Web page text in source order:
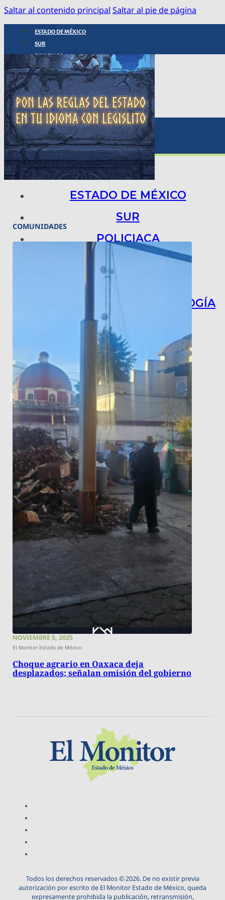
Saltar al contenido principal Saltar al pie de página
ESTADO DE MÉXICO
SUR
POLICIACA
NACIONAL
INTERNACIONAL
ARTE, CIENCIA Y TECNOLOGÍA
COLUMNAS
BAJO LA LUPA
RASTROS Y ROSTROS
VÍNCULOS ANIMALES
ESTADO DE MÉXICO
SUR
POLICIACA
NACIONAL
INTERNACIONAL
ARTE, CIENCIA Y TECNOLOGÍA
COLUMNAS
BAJO LA LUPA
RASTROS Y ROSTROS
VÍNCULOS ANIMALES
COMUNIDADES
NOVIEMBRE 5, 2025
El Monitor Estado de México
Choque agrario en Oaxaca deja
desplazados; señalan omisión del gobierno
Todos los derechos reservados © 2026. De no existir previa
autorización por escrito de El Monitor Estado de México, queda
expresamente prohibida la publicación, retransmisión,